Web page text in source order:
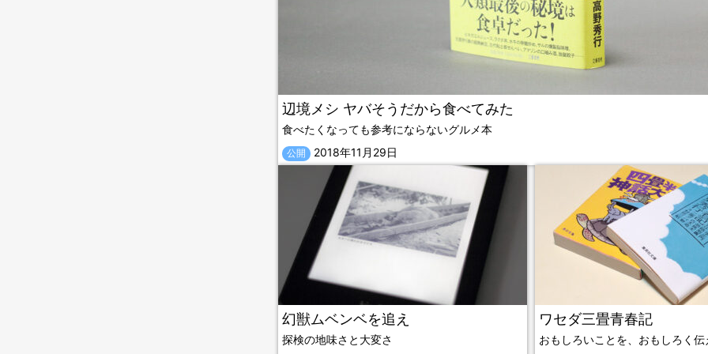
辺境メシ ヤバそうだから食べてみた
食べたくなっても参考にならないグルメ本
公開 2018年11月29日
幻獣ムベンベを追え
探検の地味さと大変さ
ワセダ三畳青春記
おもしろいことを、おもしろく伝